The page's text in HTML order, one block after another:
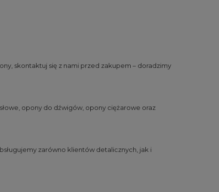
skontaktuj się z nami przed zakupem – doradzimy
opony do dźwigów opony ciężarowe oraz
zarówno klientów detalicznych, jak i